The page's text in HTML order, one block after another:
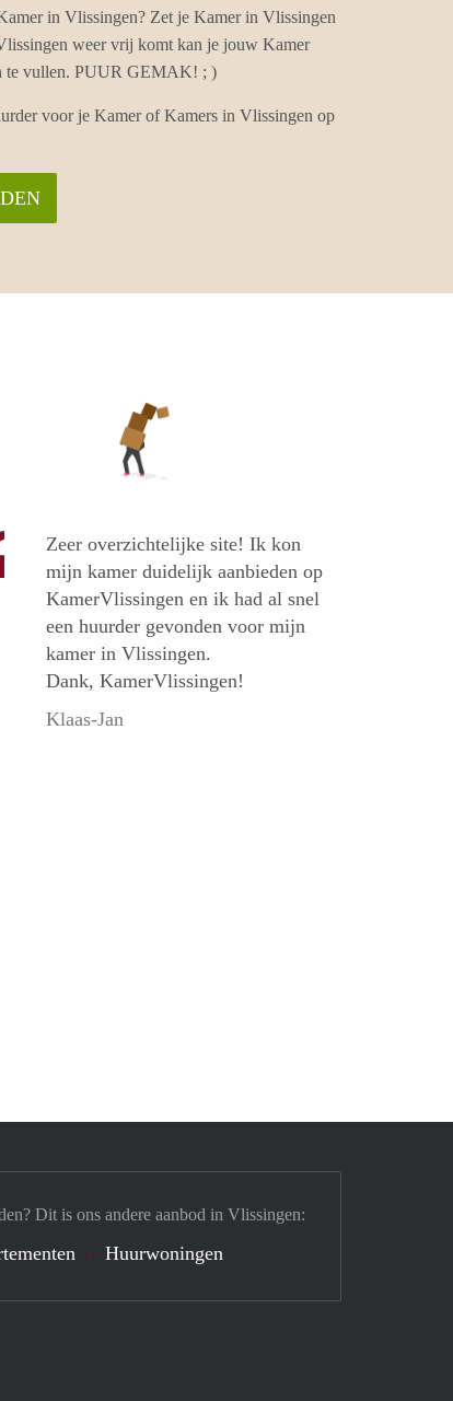
in Vlissingen? Zet je Kamer in Vlissingen
weer vrij komt kan je jouw Kamer
te vullen. PUUR GEMAK! ; )
voor je Kamer of Kamers in Vlissingen op
Zeer overzichtelijke site! Ik kon
mijn kamer duidelijk aanbieden op
KamerVlissingen en ik had al snel
een huurder gevonden voor mijn
kamer in Vlissingen.
Dank, KamerVlissingen!
Klaas-Jan
Dit is ons andere aanbod in Vlissingen:
Huurwoningen